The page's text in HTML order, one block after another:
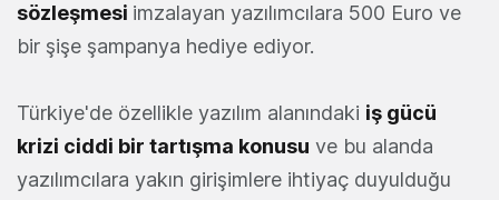
sözleşmesi imzalayan yazılımcılara 500 Euro ve
bir şişe şampanya hediye ediyor.
Türkiye'de özellikle yazılım alanındaki iş gücü
krizi ciddi bir tartışma konusu ve bu alanda
yazılımcılara yakın girişimlere ihtiyaç duyulduğu